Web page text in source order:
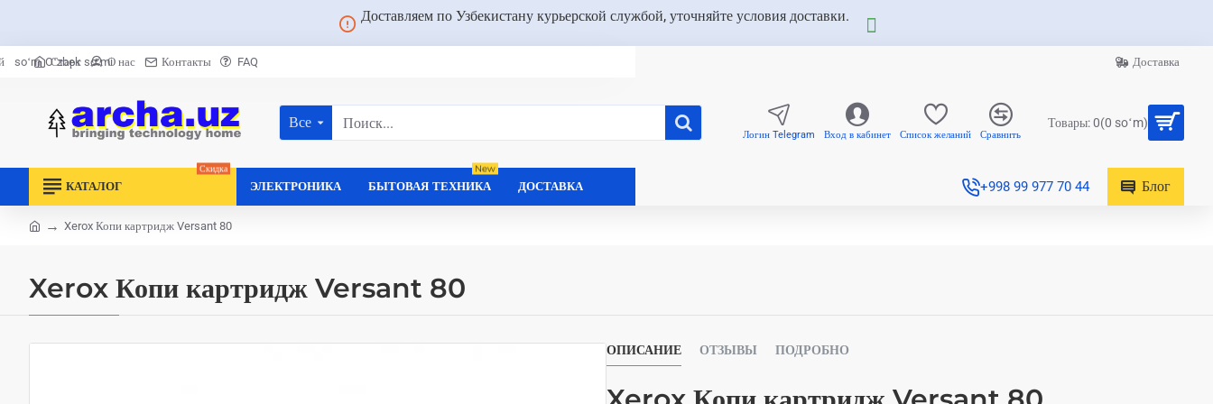
Доставляем по Узбекистану курьерской службой, уточняйте условия доставки.
Старт О нас Контакты FAQ
soʻm Oʻzbek soʻmi Доставка
Все
Поиск... Логин Telegram Вход в кабинет Список желаний Сравнить
Товары: 0(0 soʻm)
КАТАЛОГ
Скидка
ЭЛЕКТРОНИКА БЫТОВАЯ ТЕХНИКА
New
ДОСТАВКА +998 99 977 70 44 Блог
Xerox Копи картридж Versant 80
Xerox Копи картридж Versant 80
ОПИСАНИЕ ОТЗЫВЫ ПОДРОБНО